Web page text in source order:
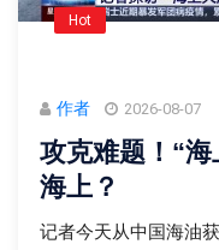
Hot
作者 2026-08-07
攻克难题！“
海上？
记者今天从中国海油